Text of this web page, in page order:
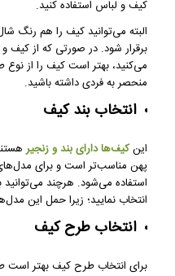
کیف و لباس استفاده کنید.
البته می‌توانید کیف را هم رنگ
برقرار شود. در صورتی که از
می‌کنید، بهتر است کیف را از نوع
منحصر به فردی داشته باشید.
انتخاب بند کیف
اینکیف‌ها دارای بند و زنجیر
پهن مناسب‌تر است و برای مدل‌های
استفاده می‌شود. هرچند می‌توانید
انتخاب نمایید؛ زیرا حمل این
انتخاب طرح کیف
برای انتخاب طرح کیف بهتر است